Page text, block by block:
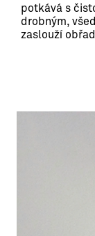
potkává s
drobným,
zaslouží